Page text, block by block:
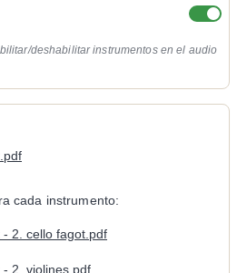
deshabilitar instrumentos en el audio
cada instrumento:
2. cello fagot.pdf
2. violines.pdf